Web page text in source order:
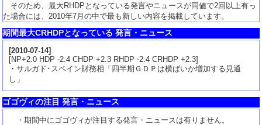
そのため、最大RHDPとなっている発言やニュースが同値で2回以上有っ
た場合には、2010年7月の中で最も新しい内容を掲載しています。
期間最大CRHDPとなっている 発言・ニュース
[2010-07-14]
[NP+2.0 HDP -2.4 CHDP +2.3 RHDP -2.4 CRHDP +2.3]
・サルガド･スペイン財務相「四半期ＧＤＰは横ばいか増加する見通
し」
ゴゴヴィの注目 発言・ニュース
・期間中にゴゴヴィが注目する発言・ニュースは有りません。